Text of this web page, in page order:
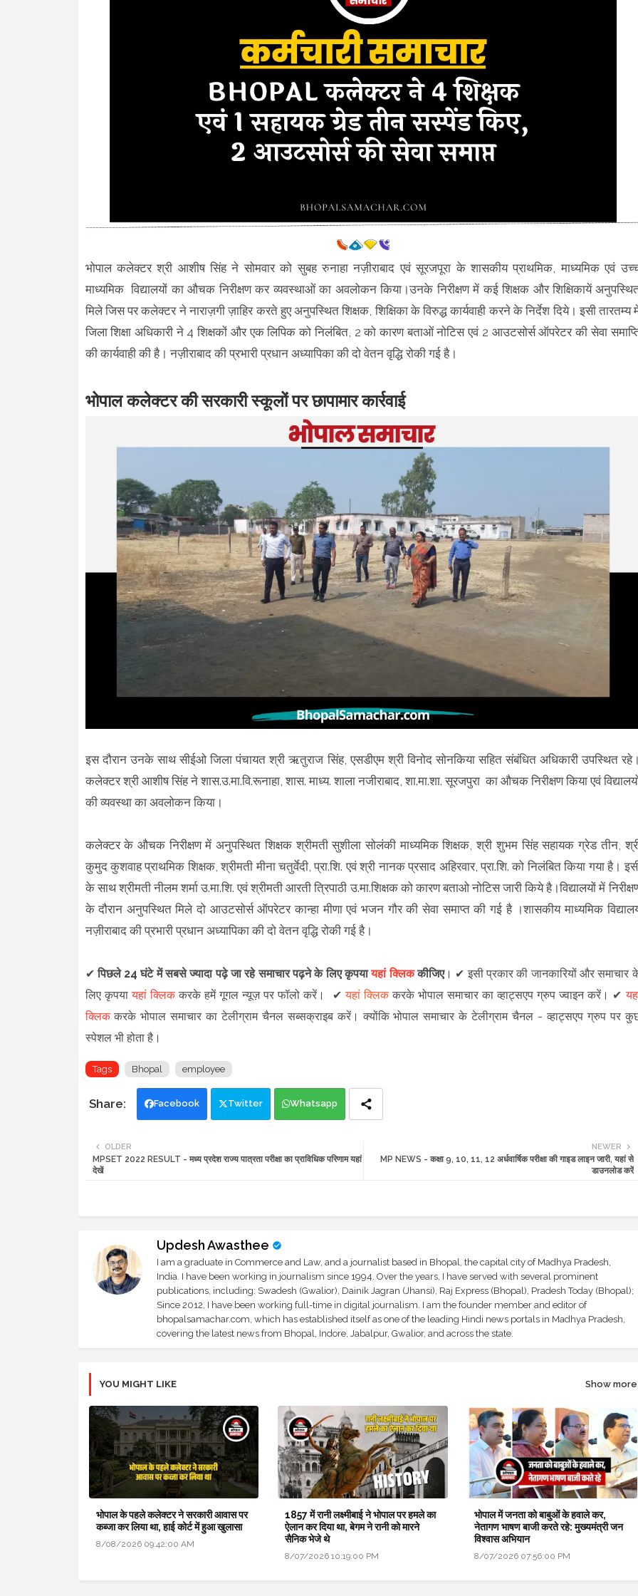
भोपाल कलेक्टर श्री आशीष सिंह ने सोमवार को सुबह रुनाहा नज़ीराबाद एवं सूरजपूरा के शासकीय प्राथमिक, माध्यमिक एवं
माध्यमिक विद्यालयों का औचक निरीक्षण कर व्यवस्थाओं का अवलोकन किया।उनके निरीक्षण में कई शिक्षक और शिक्षिकायें
मिले जिस पर कलेक्टर ने नाराज़गी ज़ाहिर करते हुए अनुपस्थित शिक्षक, शिक्षिका के विरुद्ध कार्यवाही करने के निर्देश दिये। इसी तारतम्य
जिला शिक्षा अधिकारी ने 4 शिक्षकों और एक लिपिक को निलंबित, 2 को कारण बताओं नोटिस एवं 2 आउटसोर्स ऑपरेटर की सेवा
की कार्यवाही की है। नज़ीराबाद की प्रभारी प्रधान अध्यापिका की दो वेतन वृद्धि रोकी गई है।
भोपाल कलेक्टर की सरकारी स्कूलों पर छापामार कार्रवाई
इस दौरान उनके साथ सीईओ जिला पंचायत श्री ऋतुराज सिंह, एसडीएम श्री विनोद सोनकिया सहित संबंधित अधिकारी उपस्थित रहे।
कलेक्टर श्री आशीष सिंह ने शास.उ.मा.वि.रूनाहा, शास. माध्य. शाला नजीराबाद, शा.मा.शा. सूरजपुरा का औचक निरीक्षण किया एवं
की व्यवस्था का अवलोकन किया।
कलेक्टर के औचक निरीक्षण में अनुपस्थित शिक्षक श्रीमती सुशीला सोलंकी माध्यमिक शिक्षक, श्री शुभम सिंह सहायक ग्रेड तीन,
कुमुद कुशवाह प्राथमिक शिक्षक, श्रीमती मीना चतुर्वेदी, प्रा.शि. एवं श्री नानक प्रसाद अहिरवार, प्रा.शि. को निलंबित किया गया है।
के साथ श्रीमती नीलम शर्मा उ.मा.शि. एवं श्रीमती आरती त्रिपाठी उ.मा.शिक्षक को कारण बताओ नोटिस जारी किये है।विद्यालयों में
के दौरान अनुपस्थित मिले दो आउटसोर्स ऑपरेटर कान्हा मीणा एवं भजन गौर की सेवा समाप्त की गई है ।शासकीय माध्यमिक
नज़ीराबाद की प्रभारी प्रधान अध्यापिका की दो वेतन वृद्धि रोकी गई है।
✔ पिछले 24 घंटे में सबसे ज्यादा पढ़े जा रहे समाचार पढ़ने के लिए कृपयायहां क्लिककीजिए। ✔ इसी प्रकार की जानकारियों और समाचार
लिए कृपयायहां क्लिककरके हमें गूगल न्यूज़ पर फॉलो करें । ✔यहां क्लिककरके भोपाल समाचार का व्हाट्सएप ग्रुप ज्वाइनकरें । ✔
क्लिककरके भोपाल समाचार का टेलीग्राम चैनल सब्सक्राइब करें। क्योंकि भोपाल समाचार के टेलीग्राम चैनल - व्हाट्सएप ग्रुपपर
स्पेशल भी होता है।
Tags Bhopal employee
Facebook Twitter Whatsapp
NEWER
MP NEWS - कक्षा 9, 10, 11, 12 अर्धवार्षिक परीक्षा की गाइड लाइन जारी, यहां से
डाउनलोड करें
OLDER
MPSET 2022 RESULT - मध्य प्रदेश राज्य पात्रता परीक्षा का प्राविधिक परिणाम यहां
देखें
Updesh Awasthee
I am a graduate in Commerce and Law, and a journalist based in Bhopal, the capital city of Madhya Pradesh,
India. I have been working in journalism since 1994. Over the years, I have served with several prominent
publications, including: Swadesh (Gwalior), Dainik Jagran (Jhansi), Raj Express (Bhopal), Pradesh Today (Bhopal);
Since 2012, I have been working full-time in digital journalism. I am the founder member and editor of
bhopalsamachar.com, which has established itself as one of the leading Hindi news portals in Madhya Pradesh,
covering the latest news from Bhopal, Indore, Jabalpur, Gwalior, and across the state.
YOU MIGHT LIKE Show more
भोपाल के पहले कलेक्टर ने सरकारी आवास पर
कब्जा कर लिया था, हाई कोर्ट में हुआ खुलासा
8/08/2026 09:42:00 AM
1857 में रानी लक्ष्मीबाई ने भोपाल पर हमले का
ऐलान कर दिया था, बेगम ने रानी को मारने
सैनिक भेजे थे
8/07/2026 10:19:00 PM
भोपाल में जनता को बाबुओं के हवाले कर,
नेतागण भाषण बाजी करते रहे: मुख्यमंत्री जन
विश्वास अभियान
8/07/2026 07:56:00 PM